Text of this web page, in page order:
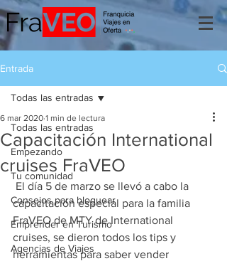
Entrada
Todas las entradas
Empezando
Tu comunidad
Consejos para bloguear
Emprender en Turismo
Agencias de Viajes
Todas las entradas
Capacitación International
cruises FraVEO
6 mar 2020 1 min de lectura
capacitación especial para la familia
FraVEO de MTY de International
cruises, se dieron todos los tips y
herramientas para saber vender